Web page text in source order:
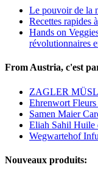
Le pouvoir de la
Recettes rapides
Hands on
révolutionnaires
From Austria, c'est
ZAGLER
Ehrenwort
Samen Maier
Eliah Sahil Huile
Wegwartehof
Nouveaux produits: